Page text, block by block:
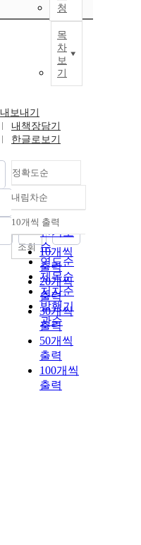
청
목
차
보
기
내보내기
내책장담기
한글로보기
정확도순
정확도
순
인기도
순
연도순
제목순
저자순
발행기
관순
내림차순
내림차순
10개씩 출력
10개씩
출력
20개씩
출력
30개씩
출력
50개씩
출력
100개씩
출력
조회